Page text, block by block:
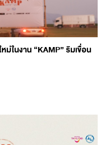
ในงาน “KAMP” ริมเขื่อน